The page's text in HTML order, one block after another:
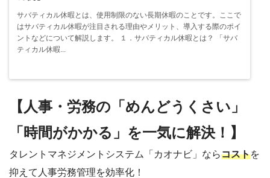
サバティカル休暇とは、使用制限のない長期休暇のことです。ここで
はサバティカル休暇が注目される理由やメリット、導入する際のポイ
ントなどについて解説します。 １．サバティカル休暇とは？ 「サバ
ティカル休暇...
【人事・労務の「めんどうくさい」
「時間がかかる」を一気に解決！】
タレントマネジメントシステム「カオナビ」ならコストを
抑えて人事労務管理を効率化！